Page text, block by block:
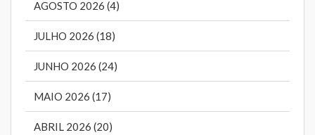
AGOSTO 2026 (4)
JULHO 2026 (18)
JUNHO 2026 (24)
MAIO 2026 (17)
ABRIL 2026 (20)